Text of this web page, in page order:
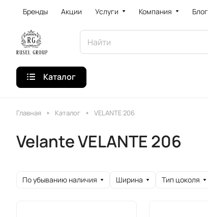
Бренды Акции Услуги Компания Блог
Каталог
Главная Каталог VELANTE 206
Velante VELANTE 206
По убыванию наличия Ширина Тип цоколя